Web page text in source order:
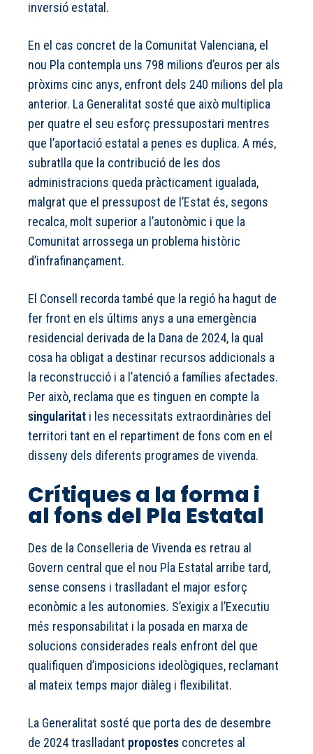
inversió estatal.
En el cas concret de la Comunitat Valenciana, el
nou Pla contempla uns 798 milions d’euros per als
pròxims cinc anys, enfront dels 240 milions del pla
anterior. La Generalitat sosté que això multiplica
per quatre el seu esforç pressupostari mentres
que l’aportació estatal a penes es duplica. A més,
subratlla que la contribució de les dos
administracions queda pràcticament igualada,
malgrat que el pressupost de l’Estat és, segons
recalca, molt superior a l’autonòmic i que la
Comunitat arrossega un problema històric
d’infrafinançament.
El Consell recorda també que la regió ha hagut de
fer front en els últims anys a una emergència
residencial derivada de la Dana de 2024, la qual
cosa ha obligat a destinar recursos addicionals a
la reconstrucció i a l’atenció a famílies afectades.
Per això, reclama que es tinguen en compte la
singularitat i les necessitats extraordinàries del
territori tant en el repartiment de fons com en el
disseny dels diferents programes de vivenda.
Crítiques a la forma i
al fons del Pla Estatal
Des de la Conselleria de Vivenda es retrau al
Govern central que el nou Pla Estatal arribe tard,
sense consens i traslladant el major esforç
econòmic a les autonomies. S’exigix a l’Executiu
més responsabilitat i la posada en marxa de
solucions considerades reals enfront del que
qualifiquen d’imposicions ideològiques, reclamant
al mateix temps major diàleg i flexibilitat.
La Generalitat sosté que porta des de desembre
de 2024 traslladant propostes concretes al